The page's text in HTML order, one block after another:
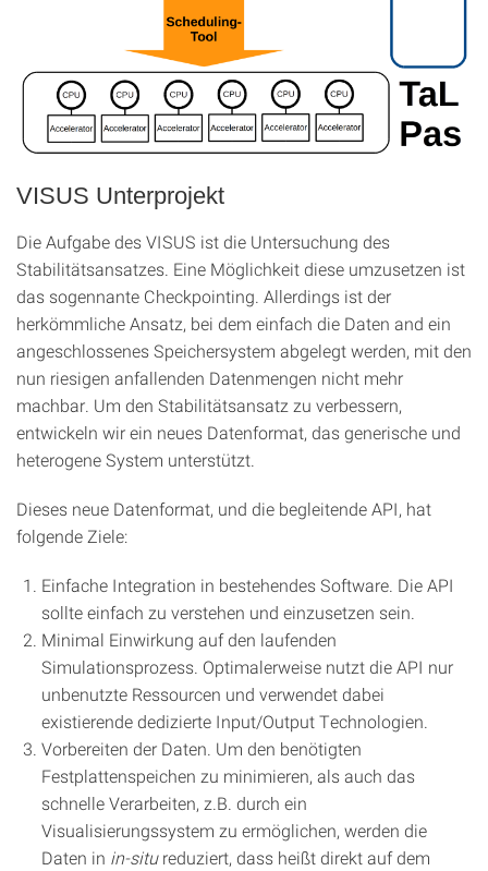
VISUS Unterprojekt
Die Aufgabe des VISUS ist die Untersuchung des
Stabilitätsansatzes. Eine Möglichkeit diese umzusetzen ist
das sogennante Checkpointing. Allerdings ist der
herkömmliche Ansatz, bei dem einfach die Daten and ein
angeschlossenes Speichersystem abgelegt werden, mit den
nun riesigen anfallenden Datenmengen nicht mehr
machbar. Um den Stabilitätsansatz zu verbessern,
entwickeln wir ein neues Datenformat, das generische und
heterogene System unterstützt.
Dieses neue Datenformat, und die begleitende API, hat
folgende Ziele:
Einfache Integration in bestehendes Software. Die API
sollte einfach zu verstehen und einzusetzen sein.
Minimal Einwirkung auf den laufenden
Simulationsprozess. Optimalerweise nutzt die API nur
unbenutzte Ressourcen und verwendet dabei
existierende dedizierte Input/Output Technologien.
Vorbereiten der Daten. Um den benötigten
Festplattenspeichen zu minimieren, als auch das
schnelle Verarbeiten, z.B. durch ein
Visualisierungssystem zu ermöglichen, werden die
Daten in in-situreduziert, dass heißt direkt auf dem